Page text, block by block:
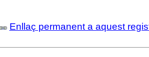
Enllaç permanent a aquest